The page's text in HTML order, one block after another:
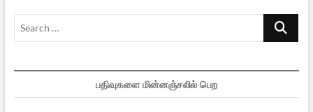
Search
பதிவுகளை மின்னஞ்சலில் பெற